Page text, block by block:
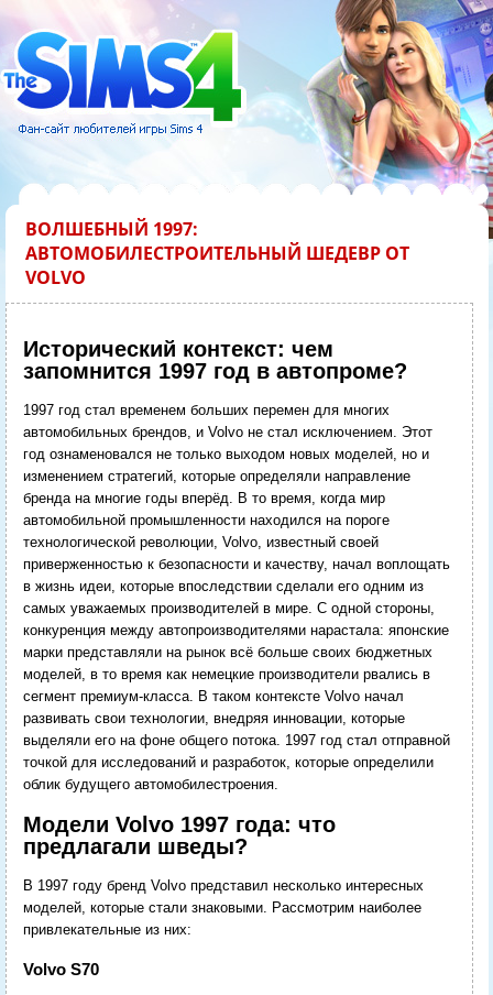
ВОЛШЕБНЫЙ 1997:
АВТОМОБИЛЕСТРОИТЕЛЬНЫЙ ШЕДЕВР ОТ
VOLVO
Исторический контекст: чем
запомнится 1997 год в автопроме?
1997 год стал временем больших перемен для многих
автомобильных брендов, и Volvo не стал исключением. Этот
год ознаменовался не только выходом новых моделей, но и
изменением стратегий, которые определяли направление
бренда на многие годы вперёд. В то время, когда мир
автомобильной промышленности находился на пороге
технологической революции, Volvo, известный своей
приверженностью к безопасности и качеству, начал воплощать
в жизнь идеи, которые впоследствии сделали его одним из
самых уважаемых производителей в мире. С одной стороны,
конкуренция между автопроизводителями нарастала: японские
марки представляли на рынок всё больше своих бюджетных
моделей, в то время как немецкие производители рвались в
сегмент премиум-класса. В таком контексте Volvo начал
развивать свои технологии, внедряя инновации, которые
выделяли его на фоне общего потока. 1997 год стал отправной
точкой для исследований и разработок, которые определили
облик будущего автомобилестроения.
Модели Volvo 1997 года: что
предлагали шведы?
В 1997 году бренд Volvo представил несколько интересных
моделей, которые стали знаковыми. Рассмотрим наиболее
привлекательные из них:
Volvo S70